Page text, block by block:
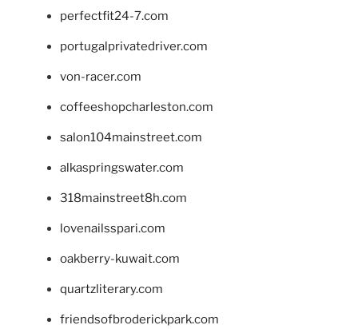
perfectfit24-7.com
portugalprivatedriver.com
von-racer.com
coffeeshopcharleston.com
salon104mainstreet.com
alkaspringswater.com
318mainstreet8h.com
lovenailsspari.com
oakberry-kuwait.com
quartzliterary.com
friendsofbroderickpark.com